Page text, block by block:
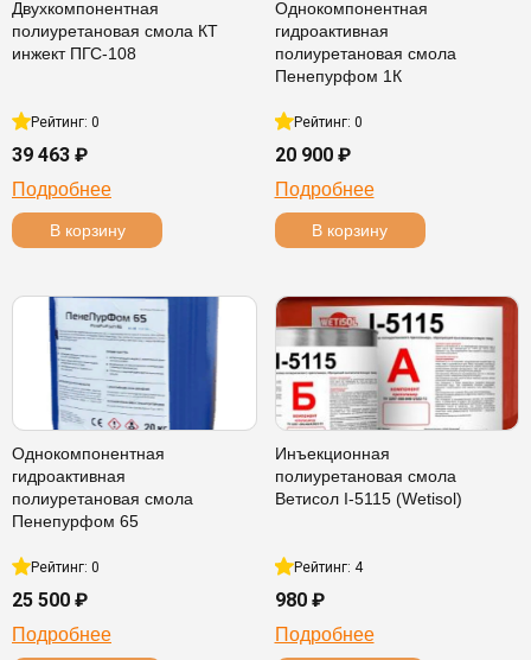
Двухкомпонентная
полиуретановая смола КТ
инжект ПГС-108
Рейтинг: 0
39 463 ₽
Подробнее
В корзину
Однокомпонентная
гидроактивная
полиуретановая смола
Пенепурфом 1К
Рейтинг: 0
20 900 ₽
Подробнее
В корзину
Однокомпонентная
гидроактивная
полиуретановая смола
Пенепурфом 65
Рейтинг: 0
25 500 ₽
Подробнее
Инъекционная
полиуретановая смола
Ветисол I-5115 (Wetisol)
Рейтинг: 4
980 ₽
Подробнее